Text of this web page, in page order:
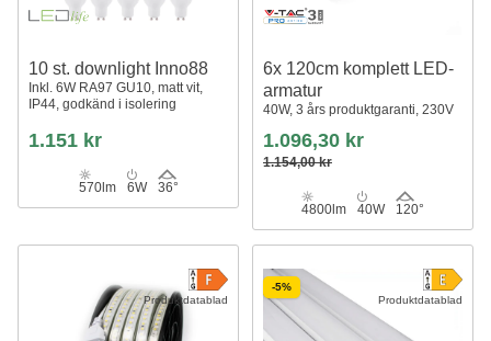
10 st. downlight Inno88
Inkl. 6W RA97 GU10, matt vit,
IP44, godkänd i isolering
1.151 kr
570lm 6W 36°
6x 120cm komplett LED-
armatur
40W, 3 års produktgaranti, 230V
1.096,30 kr
1.154,00 kr
4800lm 40W 120°
Produktdatablad Produktdatablad
-5%